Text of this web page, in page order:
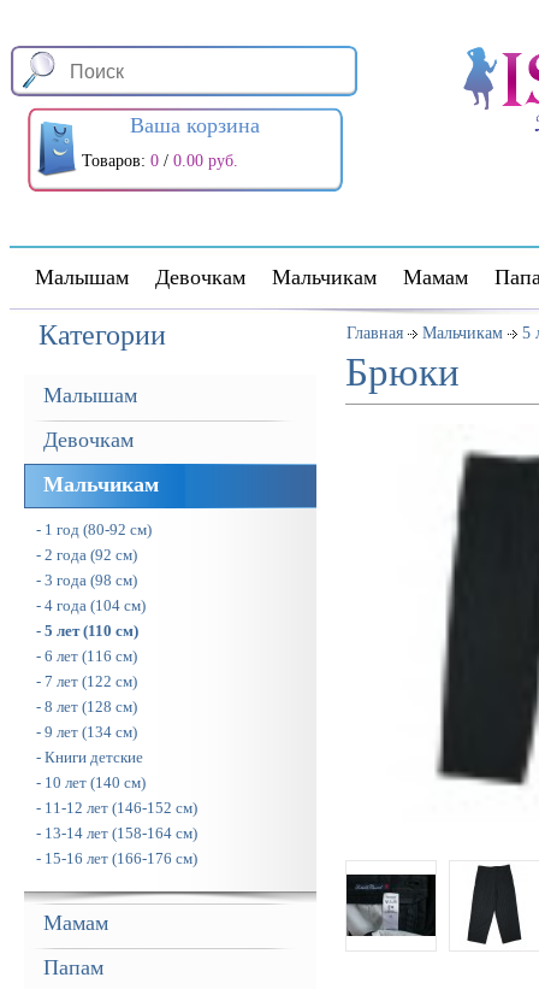
Ваша корзина
Товаров: 0 / 0.00 руб.
Малышам Девочкам Мальчикам Мамам
Категории
Малышам
Девочкам
Мальчикам
- 1 год (80-92 см)
- 2 года (92 см)
- 3 года (98 см)
- 4 года (104 см)
- 5 лет (110 см)
- 6 лет (116 см)
- 7 лет (122 см)
- 8 лет (128 см)
- 9 лет (134 см)
- Книги детские
- 10 лет (140 см)
- 11-12 лет (146-152 см)
- 13-14 лет (158-164 см)
- 15-16 лет (166-176 см)
Мамам
Папам
Главная Мальчикам 5
Брюки